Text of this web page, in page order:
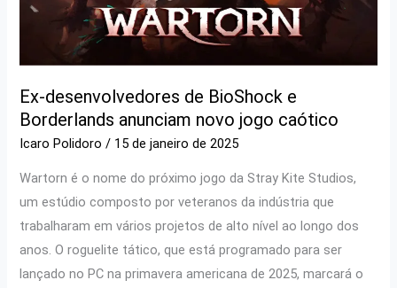
Ex-desenvolvedores de BioShock e
Borderlands anunciam novo jogo caótico
Icaro Polidoro/ 15 de janeiro de 2025
Wartorn é o nome do próximo jogo da Stray Kite Studios,
um estúdio composto por veteranos da indústria que
trabalharam em vários projetos de alto nível ao longo dos
anos. O roguelite tático, que está programado para ser
lançado no PC na primavera americana de 2025, marcará o